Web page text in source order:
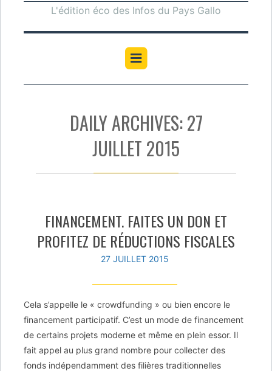
L'édition éco des Infos du Pays Gallo
DAILY ARCHIVES: 27
JUILLET 2015
FINANCEMENT. FAITES UN DON ET
PROFITEZ DE RÉDUCTIONS FISCALES
27 JUILLET 2015
Cela s’appelle le « crowdfunding » ou bien encore le
financement participatif. C’est un mode de financement
de certains projets moderne et même en plein essor. Il
fait appel au plus grand nombre pour collecter des
fonds indépendamment des filières traditionnelles